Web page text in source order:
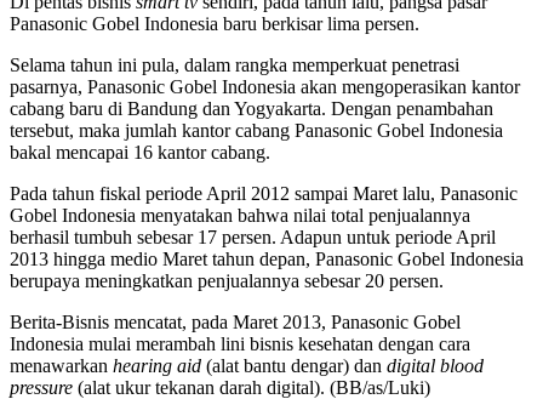
Panasonic Gobel Indonesia baru berkisar lima persen.
Selama tahun ini pula, dalam rangka memperkuat penetrasi
pasarnya, Panasonic Gobel Indonesia akan mengoperasikan kantor
cabang baru di Bandung dan Yogyakarta. Dengan penambahan
tersebut, maka jumlah kantor cabang Panasonic Gobel Indonesia
bakal mencapai 16 kantor cabang.
Pada tahun fiskal periode April 2012 sampai Maret lalu, Panasonic
Gobel Indonesia menyatakan bahwa nilai total penjualannya
berhasil tumbuh sebesar 17 persen. Adapun untuk periode April
2013 hingga medio Maret tahun depan, Panasonic Gobel Indonesia
berupaya meningkatkan penjualannya sebesar 20 persen.
Berita-Bisnis mencatat, pada Maret 2013, Panasonic Gobel
Indonesia mulai merambah lini bisnis kesehatan dengan cara
menawarkan hearing aid (alat bantu dengar) dan digital blood
pressure (alat ukur tekanan darah digital). (BB/as/Luki)